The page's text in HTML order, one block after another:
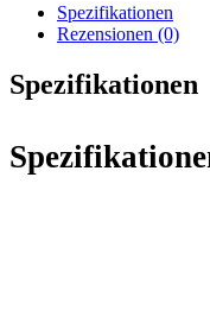
Spezifikationen
Rezensionen (0)
Spezifikationen